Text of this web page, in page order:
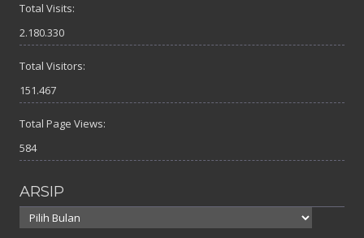
Total Visits:
2.180.330
Total Visitors:
151.467
Total Page Views:
584
ARSIP
Arsip